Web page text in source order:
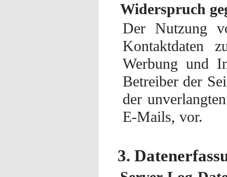
Widerspruch
Der Nutzung
Kontaktdaten
Werbung und
Betreiber der
der
E-Mails, vor.
3.